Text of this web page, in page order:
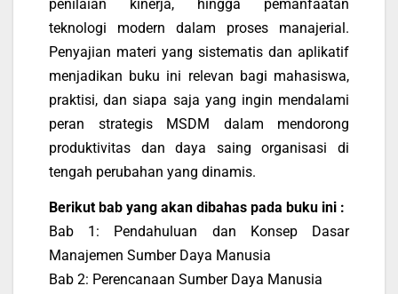
penilaian kinerja, hingga pemanfaatan
teknologi modern dalam proses manajerial.
Penyajian materi yang sistematis dan aplikatif
menjadikan buku ini relevan bagi mahasiswa,
praktisi, dan siapa saja yang ingin mendalami
peran strategis MSDM dalam mendorong
produktivitas dan daya saing organisasi di
tengah perubahan yang dinamis.
Berikut bab yang akan dibahas pada buku ini :
Bab 1: Pendahuluan dan Konsep Dasar
Manajemen Sumber Daya Manusia
Bab 2: Perencanaan Sumber Daya Manusia